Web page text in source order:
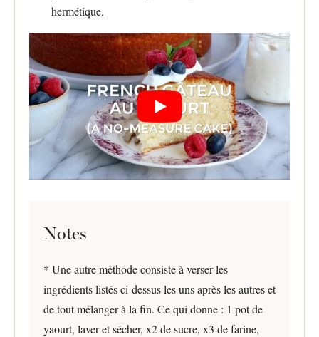
hermétique.
Notes
* Une autre méthode consiste à verser les
ingrédients listés ci-dessus les uns après les autres et
de tout mélanger à la fin. Ce qui donne : 1 pot de
yaourt, laver et sécher, x2 de sucre, x3 de farine,